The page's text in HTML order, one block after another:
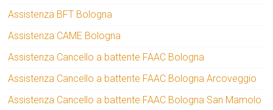
Assistenza BFT Bologna
Assistenza CAME Bologna
Assistenza Cancello a battente FAAC Bologna
Assistenza Cancello a battente FAAC Bologna Arcoveggio
Assistenza Cancello a battente FAAC Bologna San Mamolo